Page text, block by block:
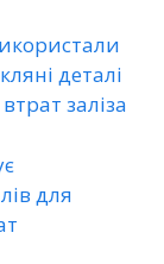
деталі
заліза
для